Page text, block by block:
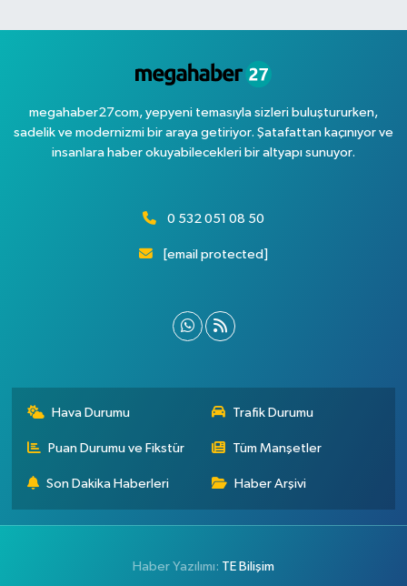
megahaber27com, yepyeni temasıyla sizleri buluştururken,
sadelik ve modernizmi bir araya getiriyor. Şatafattan kaçınıyor ve
insanlara haber okuyabilecekleri bir altyapı sunuyor.
0 532 051 08 50
[email protected]
Hava Durumu Trafik Durumu
Puan Durumu ve Fikstür Tüm Manşetler
Son Dakika Haberleri Haber Arşivi
Haber Yazılımı: TE Bilişim